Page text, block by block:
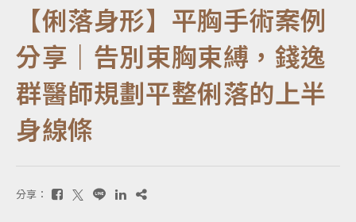
【俐落身形】平胸手術案例
分享｜告別束胸束縛，錢逸
群醫師規劃平整俐落的上半
身線條
分享：